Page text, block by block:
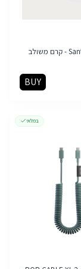
BUY
במלאי